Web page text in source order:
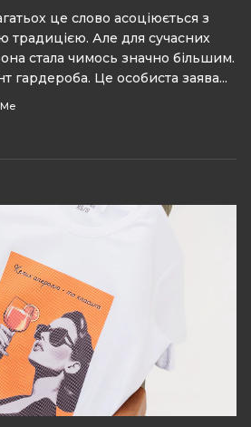
це слово асоціюється з
традицією. Але для сучасних
стала чимось значно більшим.
гардероба. Це особиста заява...